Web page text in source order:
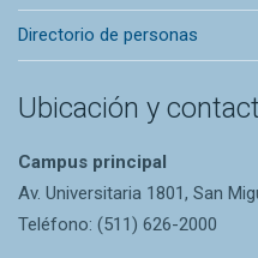
Directorio de personas
Ubicación y
Campus principal
Av. Universitaria 1801, San
Teléfono: (511) 626-2000